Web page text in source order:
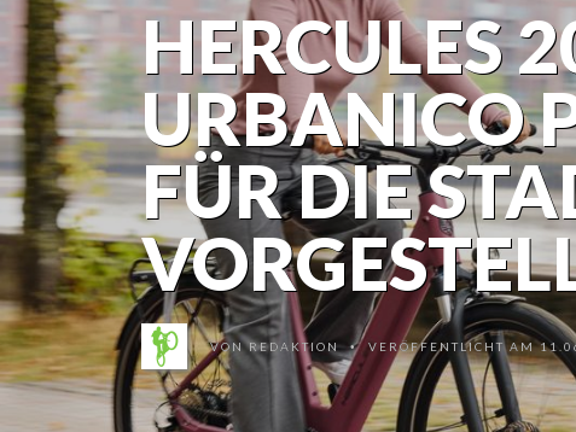
HERCULES
URBANICO
FÜR DIE
VONREDAKTION • VERÖFFENTLICHT AM